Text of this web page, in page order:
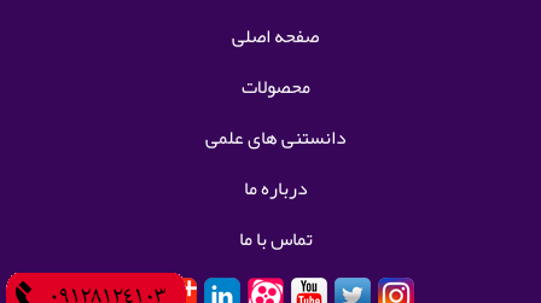
صفحه اصلی
محصولات
دانستنی های علمی
درباره ما
تماس با ما